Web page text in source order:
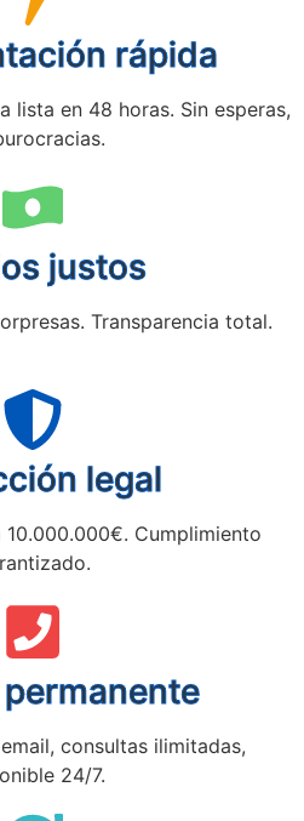
rápida
lista en 48 horas. Sin esperas,
justos
Transparencia total.
legal
Cumplimiento
consultas ilimitadas,
24/7.